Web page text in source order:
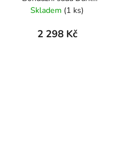
Desire
Skladem (1 ks)
2 298 Kč